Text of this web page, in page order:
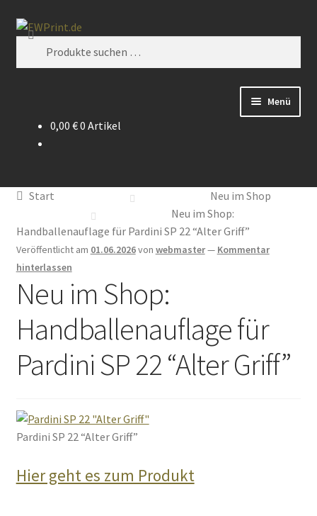
Zur
Navigation
Zum
Inhalt
Suchen
Suchen
Menü
Alle Produkte (Shop)
Kontakt
Impressum
0,00 €0 Artikel
Start
Neu im Shop
Neu im Shop:
Handballenauflage für Pardini SP 22 “Alter Griff”
Veröffentlicht am 01.06.2026von webmaster— Kommentar
hinterlassen
Neu im Shop:
Handballenauflage für
Pardini SP 22 “Alter Griff”
Pardini SP 22 “Alter Griff”
Hier geht es zum Produkt